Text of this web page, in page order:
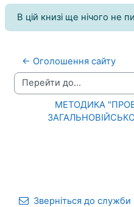
В цій книзі ще нічого не
← Оголошення сайту
Перейти до...
МЕТОДИКА
Зверніться до служби